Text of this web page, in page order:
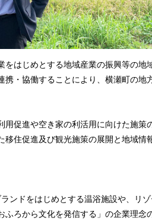
はじめとする地域産業の振興等の地
・協働することにより、横瀬町の地
促進や空き家の利活用に向けた施策
住促進及び観光施策の展開と地域情
ンドをはじめとする温浴施設や、リ
ろから文化を発信する」の企業理念